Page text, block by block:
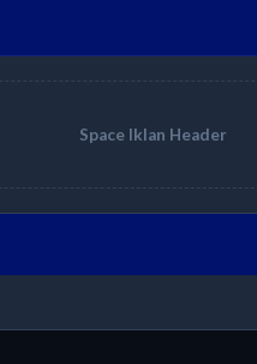
Space Iklan Header